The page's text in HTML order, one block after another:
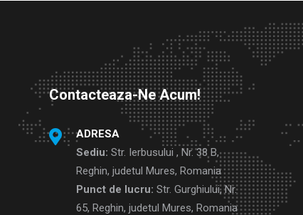
Contacteaza-Ne Acum!
ADRESA
Sediu: Str. Ierbusului , Nr. 38 B,
Reghin, judetul Mures, Romania
Punct de lucru: Str. Gurghiului, Nr.
65, Reghin, judetul Mures, Romania